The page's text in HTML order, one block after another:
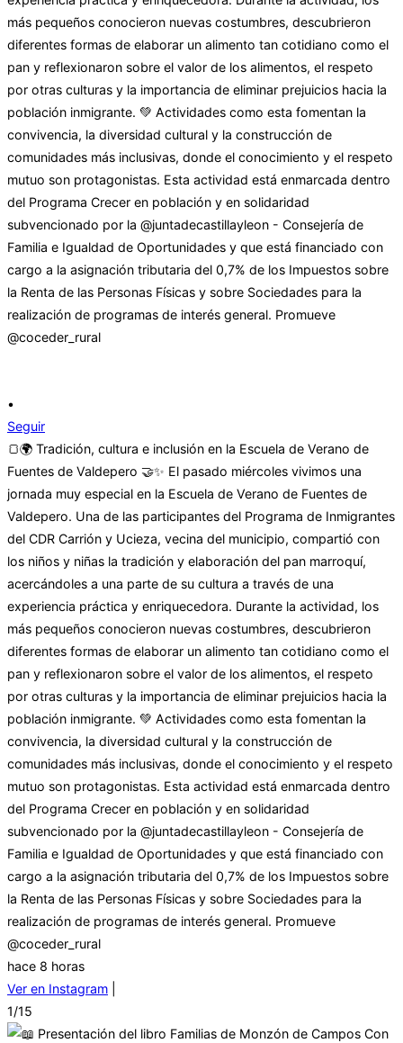
•
Seguir
🍞🌍 Tradición, cultura e inclusión en la Escuela de Verano de
Fuentes de Valdepero 🤝✨ El pasado miércoles vivimos una
jornada muy especial en la Escuela de Verano de Fuentes de
Valdepero. Una de las participantes del Programa de Inmigrantes
del CDR Carrión y Ucieza, vecina del municipio, compartió con
los niños y niñas la tradición y elaboración del pan marroquí,
acercándoles a una parte de su cultura a través de una
experiencia práctica y enriquecedora. Durante la actividad, los
más pequeños conocieron nuevas costumbres, descubrieron
diferentes formas de elaborar un alimento tan cotidiano como el
pan y reflexionaron sobre el valor de los alimentos, el respeto
por otras culturas y la importancia de eliminar prejuicios hacia la
población inmigrante. 💚 Actividades como esta fomentan la
convivencia, la diversidad cultural y la construcción de
comunidades más inclusivas, donde el conocimiento y el respeto
mutuo son protagonistas. Esta actividad está enmarcada dentro
del Programa Crecer en población y en solidaridad
subvencionado por la @juntadecastillayleon - Consejería de
Familia e Igualdad de Oportunidades y que está financiado con
cargo a la asignación tributaria del 0,7% de los Impuestos sobre
la Renta de las Personas Físicas y sobre Sociedades para la
realización de programas de interés general. Promueve
@coceder_rural
hace 8 horas
Ver en Instagram
1/15